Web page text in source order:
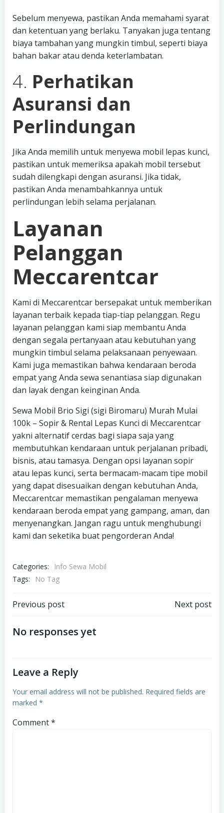
Sebelum menyewa, pastikan Anda memahami syarat
dan ketentuan yang berlaku. Tanyakan juga tentang
biaya tambahan yang mungkin timbul, seperti biaya
bahan bakar atau denda keterlambatan.
4. Perhatikan
Asuransi dan
Perlindungan
Jika Anda memilih untuk menyewa mobil lepas kunci,
pastikan untuk memeriksa apakah mobil tersebut
sudah dilengkapi dengan asuransi. Jika tidak,
pastikan Anda menambahkannya untuk
perlindungan lebih selama perjalanan.
Layanan
Pelanggan
Meccarentcar
Kami di Meccarentcar bersepakat untuk memberikan
layanan terbaik kepada tiap-tiap pelanggan. Regu
layanan pelanggan kami siap membantu Anda
dengan segala pertanyaan atau kebutuhan yang
mungkin timbul selama pelaksanaan penyewaan.
Kami juga memastikan bahwa kendaraan beroda
empat yang Anda sewa senantiasa siap digunakan
dan layak dengan keinginan Anda.
Sewa Mobil Brio Sigi (sigi Biromaru) Murah Mulai
100k – Sopir & Rental Lepas Kunci di Meccarentcar
yakni alternatif cerdas bagi siapa saja yang
membutuhkan kendaraan untuk perjalanan pribadi,
bisnis, atau tamasya. Dengan opsi layanan sopir
atau lepas kunci, serta bermacam-macam tipe mobil
yang dapat disesuaikan dengan kebutuhan Anda,
Meccarentcar memastikan pengalaman menyewa
kendaraan beroda empat yang gampang, aman, dan
menyenangkan. Jangan ragu untuk menghubungi
kami dan seketika buat pengorderan Anda!
Categories:
Info Sewa Mobil
Tags:
No Tag
Post
navigation
Previous post Next post
No responses yet
Leave a Reply
Your email address will not be published. Required fields are
marked *
Comment*